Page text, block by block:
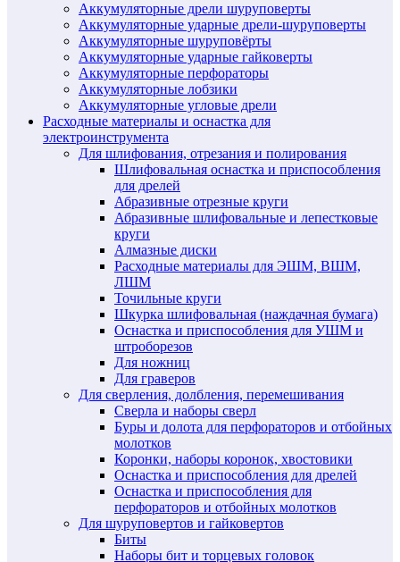
Аккумуляторные дрели шуруповерты
Аккумуляторные ударные дрели-шуруповерты
Аккумуляторные шуруповёрты
Аккумуляторные ударные гайковерты
Аккумуляторные перфораторы
Аккумуляторные лобзики
Аккумуляторные угловые дрели
Расходные материалы и оснастка для
электроинструмента
Для шлифования, отрезания и полирования
Шлифовальная оснастка и приспособления
для дрелей
Абразивные отрезные круги
Абразивные шлифовальные и лепестковые
круги
Алмазные диски
Расходные материалы для ЭШМ, ВШМ,
ЛШМ
Точильные круги
Шкурка шлифовальная (наждачная бумага)
Оснастка и приспособления для УШМ и
штроборезов
Для ножниц
Для граверов
Для сверления, долбления, перемешивания
Сверла и наборы сверл
Буры и долота для перфораторов и отбойных
молотков
Коронки, наборы коронок, хвостовики
Оснастка и приспособления для дрелей
Оснастка и приспособления для
перфораторов и отбойных молотков
Для шуруповертов и гайковертов
Биты
Наборы бит и торцевых головок